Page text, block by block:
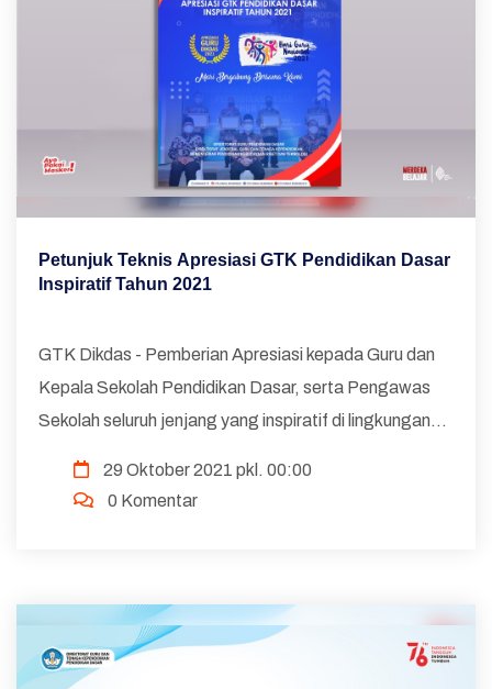
Petunjuk Teknis Apresiasi GTK Pendidikan Dasar
Inspiratif Tahun 2021
GTK Dikdas - Pemberian Apresiasi kepada Guru dan
Kepala Sekolah Pendidikan Dasar, serta Pengawas
Sekolah seluruh jenjang yang inspiratif di lingkungan
29 Oktober 2021 pkl. 00:00
0 Komentar